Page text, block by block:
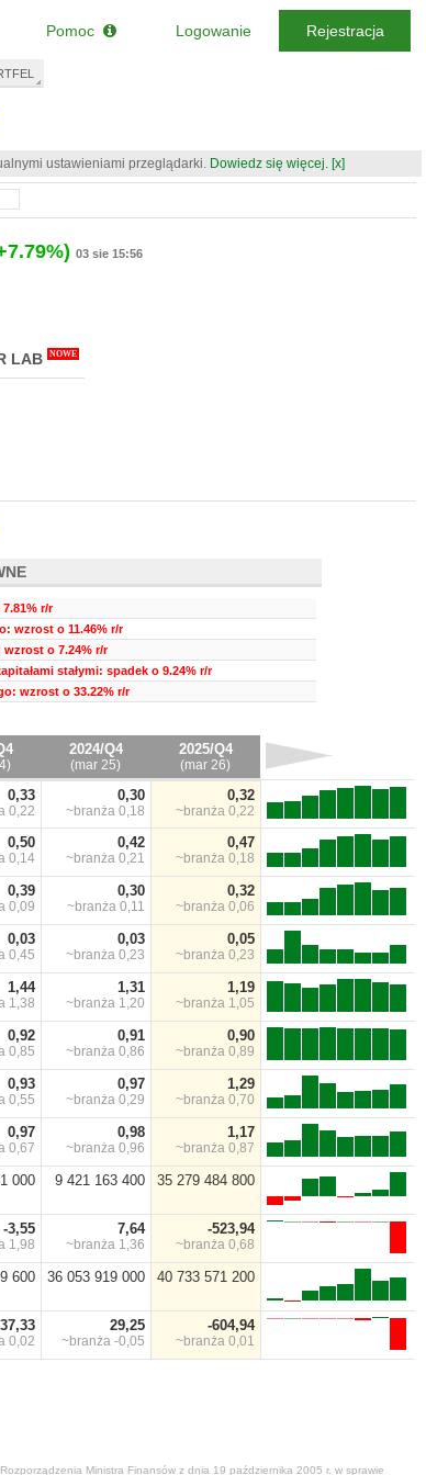
ustawieniami przeglądarki. Dowiedz się więcej. [x]
03 sie 15:56
LAB NOWE
r/r
wzrost o 11.46% r/r
wzrost o 7.24% r/r
stałymi: spadek o 9.24% r/r
wzrost o 33.22% r/r
2024/Q4
(mar 25)
2025/Q4
(mar 26)
0,33
0,22
0,30
~branża 0,18
0,32
~branża 0,22
0,50
0,14
0,42
~branża 0,21
0,47
~branża 0,18
0,39
0,09
0,30
~branża 0,11
0,32
~branża 0,06
0,03
0,45
0,03
~branża 0,23
0,05
~branża 0,23
1,44
1,38
1,31
~branża 1,20
1,19
~branża 1,05
0,92
0,85
0,91
~branża 0,86
0,90
~branża 0,89
0,93
0,55
0,97
~branża 0,29
1,29
~branża 0,70
0,97
0,67
0,98
~branża 0,96
1,17
~branża 0,87
000 9 421 163 400 35 279 484 800
-3,55
1,98
7,64
~branża 1,36
-523,94
~branża 0,68
600 36 053 919 000 40 733 571 200
0,02
29,25
~branża -0,05
-604,94
~branża 0,01
Ministra Finansów z dnia 19 października 2005 r. w sprawie
Pomoc Logowanie Rejestracja